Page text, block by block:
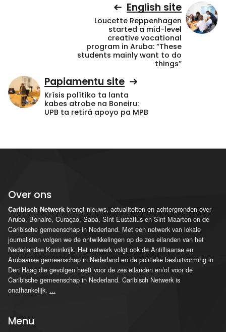
English site
Loucette Reppenhagen
started a mid-level
creative vocational
program in Aruba: “These
students mainly want to do
things”
Papiamentu site
Krísis polítiko ta lanta
kabes atrobe na Boneiru:
UPB ta retirá apoyo pa MPB
Over ons
Caribisch Netwerk brengt nieuws, actualiteiten en achtergronden over
Aruba, Bonaire, Curaçao, Saba, Sint Eustatius en Sint Maarten en de
Caribische gemeenschap in Nederland. Met een netwerk van lokale
journalisten volgen we de ontwikkelingen op de zes eilanden van het
Nederlandse Koninkrijk. Het netwerk volgt ook de Antilliaanse en
Arubaanse gemeenschap in Nederland en de politieke besluitvorming in
Den Haag die gevolgen heeft voor de zes eilanden en/of voor de
Caribische gemeenschap in Nederland. Caribisch Netwerk is
onafhankelijk. ...
Menu